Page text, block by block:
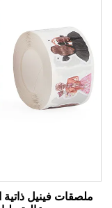
ملصقات فينيل